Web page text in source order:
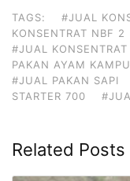
TAGS: #JUAL
KONSENTRAT NBF 2
#JUAL
PAKAN AYAM
#JUAL PAKAN SAPI
STARTER 700
Related Posts